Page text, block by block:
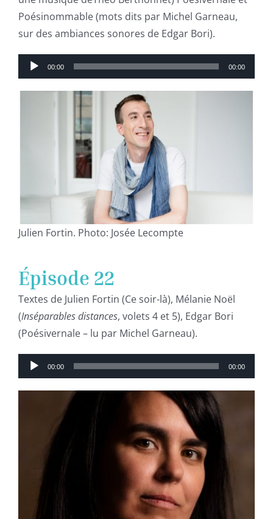
Poésinommable (mots dits par Michel Garneau,
sur des ambiances sonores de Edgar Bori).
Lecteur
audio
00:00 00:00
Julien Fortin. Photo: Josée Lecompte
Épisode 22
Textes de Julien Fortin (Ce soir-là), Mélanie Noël
(Inséparables distances, volets 4 et 5), Edgar Bori
(Poésivernale – lu par Michel Garneau).
Lecteur
audio
00:00 00:00